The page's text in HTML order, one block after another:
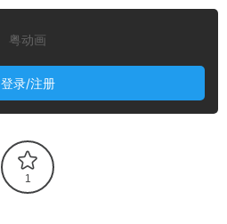
粤动画
登录/注册
1